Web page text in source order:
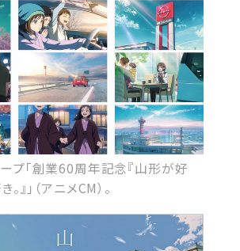
プ「創業60周年記念『山形が好
』」（アニメCM）。